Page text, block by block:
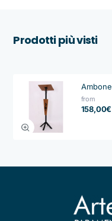
Prodotti più visti
Ambone
from
158,00€